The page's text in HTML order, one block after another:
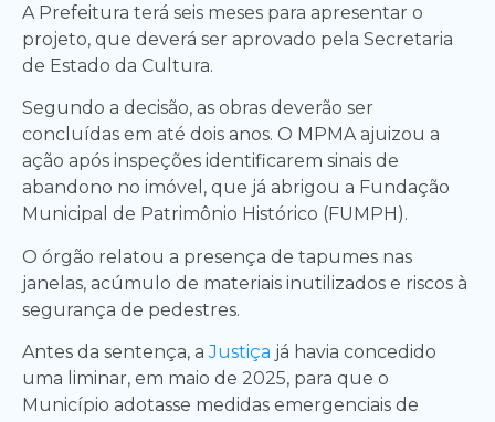
A Prefeitura terá seis meses para apresentar o
projeto, que deverá ser aprovado pela Secretaria
de Estado da Cultura.
Segundo a decisão, as obras deverão ser
concluídas em até dois anos. O MPMA ajuizou a
ação após inspeções identificarem sinais de
abandono no imóvel, que já abrigou a Fundação
Municipal de Patrimônio Histórico (FUMPH).
O órgão relatou a presença de tapumes nas
janelas, acúmulo de materiais inutilizados e riscos à
segurança de pedestres.
Antes da sentença, aJustiça já havia concedido
uma liminar, em maio de 2025, para que o
Município adotasse medidas emergenciais de